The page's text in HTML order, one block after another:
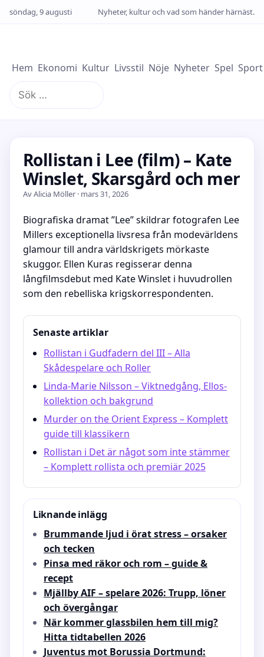
söndag, 9 augusti Nyheter, kultur och vad som händer härnäst.
Hem Ekonomi Kultur Livsstil Nöje Nyheter Spel Sport
Sök
efter:
Rollistan i Lee (film) – Kate
Winslet, Skarsgård och mer
Av Alicia Möller · mars 31, 2026
Biografiska dramat ”Lee” skildrar fotografen Lee
Millers exceptionella livsresa från modevärldens
glamour till andra världskrigets mörkaste
skuggor. Ellen Kuras regisserar denna
långfilmsdebut med Kate Winslet i huvudrollen
som den rebelliska krigskorrespondenten.
Senaste artiklar
Rollistan i Gudfadern del III – Alla
Skådespelare och Roller
Linda-Marie Nilsson – Viktnedgång, Ellos-
kollektion och bakgrund
Murder on the Orient Express – Komplett
guide till klassikern
Rollistan i Det är något som inte stämmer
– Komplett rollista och premiär 2025
Liknande inlägg
Brummande ljud i örat stress – orsaker
och tecken
Pinsa med räkor och rom – guide &
recept
Mjällby AIF – spelare 2026: Trupp, löner
och övergångar
När kommer glassbilen hem till mig?
Hitta tidtabellen 2026
Juventus mot Borussia Dortmund: